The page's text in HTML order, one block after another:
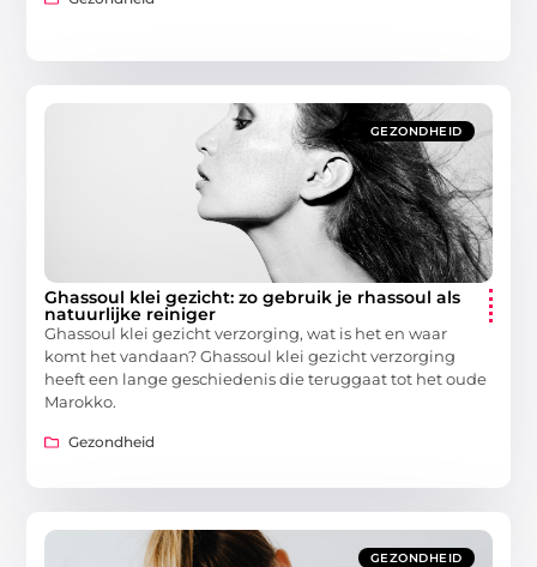
GEZONDHEID
Ghassoul klei gezicht: zo gebruik je rhassoul als
natuurlijke reiniger
Ghassoul klei gezicht verzorging, wat is het en waar
komt het vandaan? Ghassoul klei gezicht verzorging
heeft een lange geschiedenis die teruggaat tot het oude
Marokko.
Gezondheid
GEZONDHEID